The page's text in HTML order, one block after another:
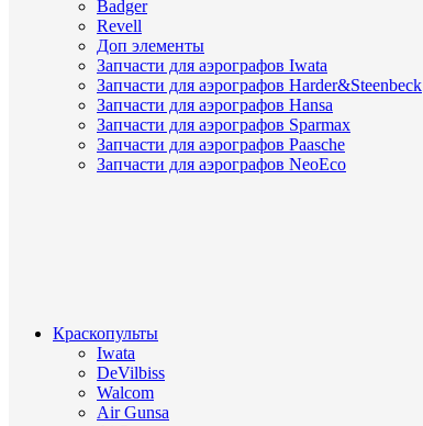
Badger
Revell
Доп элементы
Запчасти для аэрографов Iwata
Запчасти для аэрографов Harder&Steenbeck
Запчасти для аэрографов Hansa
Запчасти для аэрографов Sparmax
Запчасти для аэрографов Paasche
Запчасти для аэрографов NeoEco
Краскопульты
Iwata
DeVilbiss
Walcom
Air Gunsa